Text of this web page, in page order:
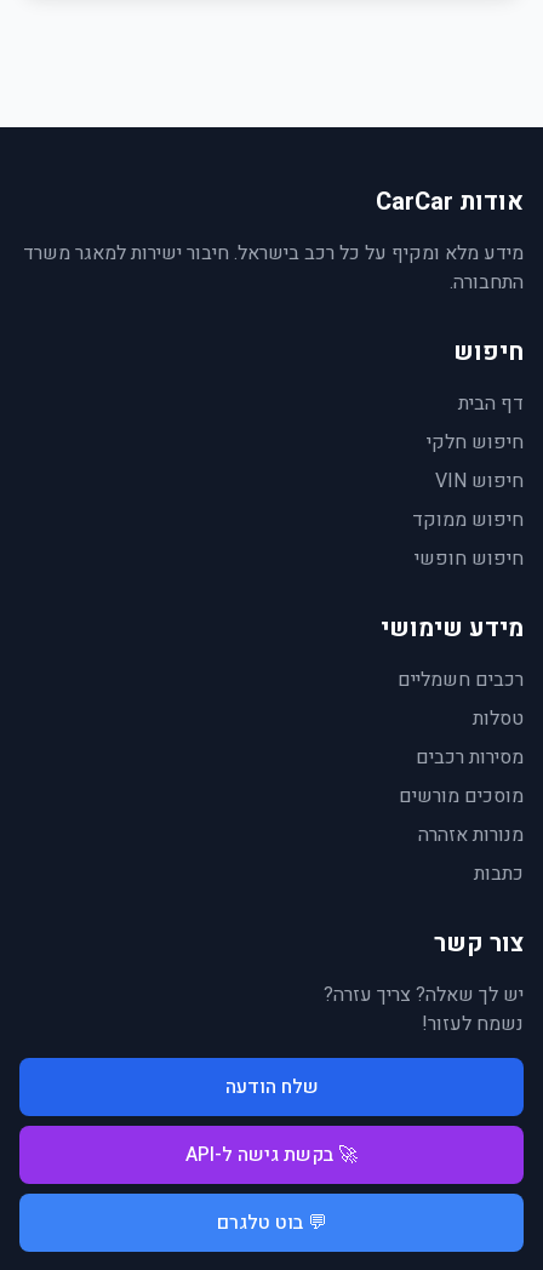
אודות CarCar
מידע מלא ומקיף על כל רכב בישראל. חיבור ישירות למאגר משרד
התחבורה.
חיפוש
דף הבית
חיפוש חלקי
חיפוש VIN
חיפוש ממוקד
חיפוש חופשי
מידע שימושי
רכבים חשמליים
טסלות
מסירות רכבים
מוסכים מורשים
מנורות אזהרה
כתבות
צור קשר
יש לך שאלה? צריך עזרה?
נשמח לעזור!
שלח הודעה
🚀 בקשת גישה ל-API
💬 בוט טלגרם